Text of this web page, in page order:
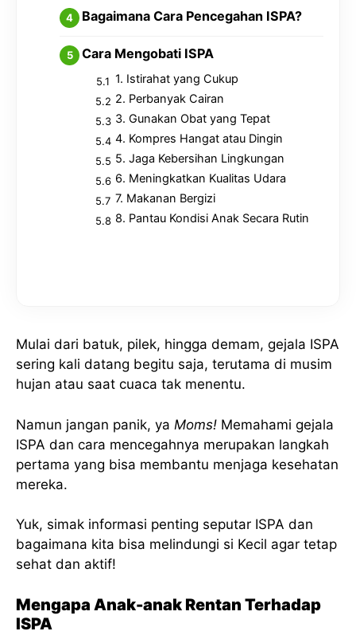
Bagaimana Cara Pencegahan ISPA?
Cara Mengobati ISPA
1. Istirahat yang Cukup
2. Perbanyak Cairan
3. Gunakan Obat yang Tepat
4. Kompres Hangat atau Dingin
5. Jaga Kebersihan Lingkungan
6. Meningkatkan Kualitas Udara
7. Makanan Bergizi
8. Pantau Kondisi Anak Secara Rutin
Mulai dari batuk, pilek, hingga demam, gejala ISPA
sering kali datang begitu saja, terutama di musim
hujan atau saat cuaca tak menentu.
Namun jangan panik, ya Moms! Memahami gejala
ISPA dan cara mencegahnya merupakan langkah
pertama yang bisa membantu menjaga kesehatan
mereka.
Yuk, simak informasi penting seputar ISPA dan
bagaimana kita bisa melindungi si Kecil agar tetap
sehat dan aktif!
Mengapa Anak-anak Rentan Terhadap
ISPA